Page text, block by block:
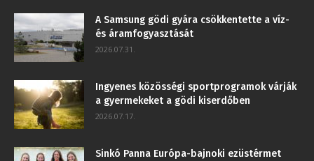
A Samsung gödi gyára csökkentette a víz-
és áramfogyasztását
2026.07.31.
Ingyenes közösségi sportprogramok várják
a gyermekeket a gödi kiserdőben
2026.07.17.
Sinkó Panna Európa-bajnoki ezüstérmet